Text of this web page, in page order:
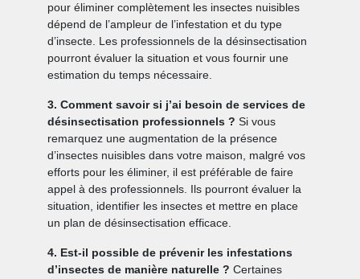
pour éliminer complètement les insectes nuisibles
dépend de l’ampleur de l’infestation et du type
d’insecte. Les professionnels de la désinsectisation
pourront évaluer la situation et vous fournir une
estimation du temps nécessaire.
3. Comment savoir si j’ai besoin de services de
désinsectisation professionnels ? Si vous
remarquez une augmentation de la présence
d’insectes nuisibles dans votre maison, malgré vos
efforts pour les éliminer, il est préférable de faire
appel à des professionnels. Ils pourront évaluer la
situation, identifier les insectes et mettre en place
un plan de désinsectisation efficace.
4. Est-il possible de prévenir les infestations
d’insectes de manière naturelle ? Certaines